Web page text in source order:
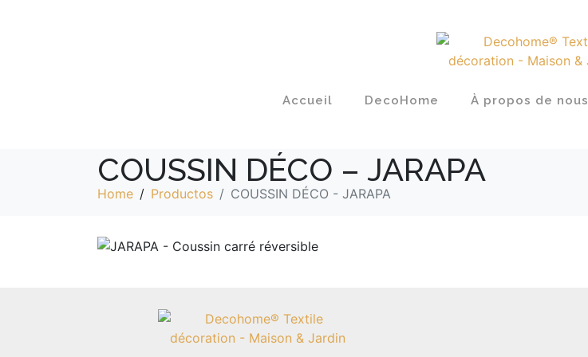
Accueil DecoHome À propos de nous
COUSSIN DÉCO – JARAPA
Home Productos COUSSIN DÉCO - JARAPA